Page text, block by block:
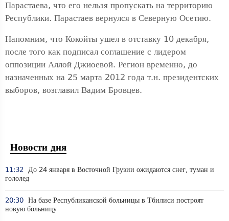
Парастаева, что его нельзя пропускать на территорию
Республики. Парастаев вернулся в Северную Осетию.
Напомним, что Кокойты ушел в отставку 10 декабря,
после того как подписал соглашение с лидером
оппозиции Аллой Джиоевой. Регион временно, до
назначенных на 25 марта 2012 года т.н. президентских
выборов, возглавил Вадим Бровцев.
Новости дня
11:32 До 24 января в Восточной Грузии ожидаются снег, туман и
гололед
20:30 На базе Республиканской больницы в Тбилиси построят
новую больницу